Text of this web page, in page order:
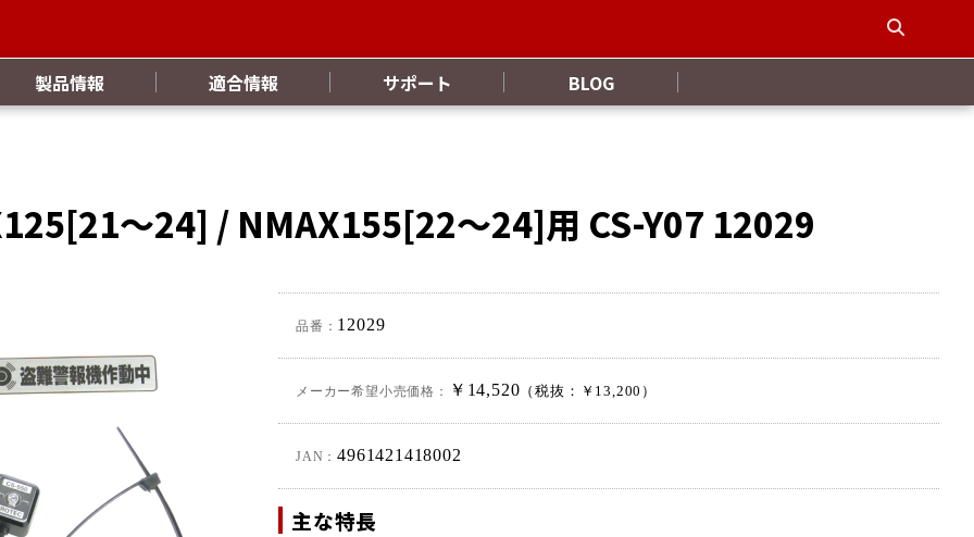
製品情報 適合情報 サポート BLOG
～24] / NMAX155[22～24]用 CS-Y07 12029
品番： 12029
メーカー希望小売価格： ￥14,520 （税抜：￥13,200）
JAN：4961421418002
主な特長